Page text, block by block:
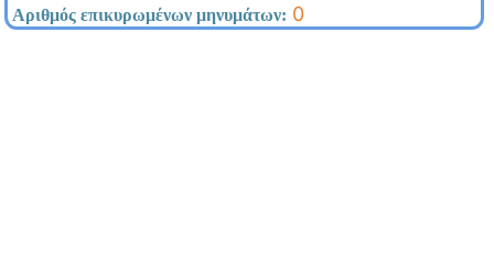
Αριθμός επικυρωμένων μηνυμάτων: 0